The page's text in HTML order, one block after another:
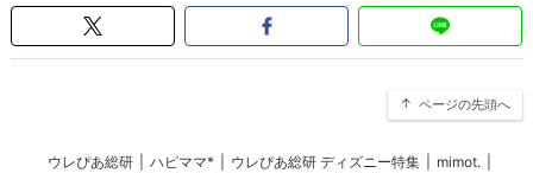
ページの先頭へ
ウレぴあ総研 ハピママ* ウレぴあ総研 ディズニー特集 mimot.